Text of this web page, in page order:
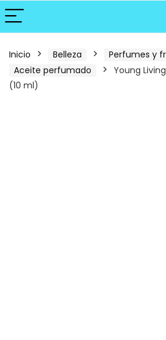
Inicio Belleza
Perfumes y
Aceite perfumado
Young
(10 ml)